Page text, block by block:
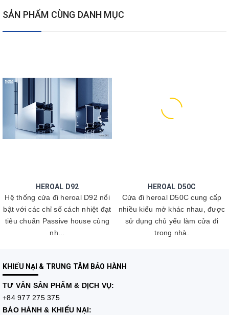
SẢN PHẨM CÙNG DANH MỤC
HEROAL D92
Hệ thống cửa đi heroal D92 nổi
bật với các chỉ số cách nhiệt đạt
tiêu chuẩn Passive house cùng
nh...
HEROAL D50C
Cửa đi heroal D50C cung cấp
nhiều kiểu mở khác nhau, được
sử dụng chủ yếu làm cửa đi
trong nhà.
KHIẾU NẠI & TRUNG TÂM BẢO HÀNH
TƯ VẤN SẢN PHẨM & DỊCH VỤ:
+84 977 275 375
BẢO HÀNH & KHIẾU NẠI: